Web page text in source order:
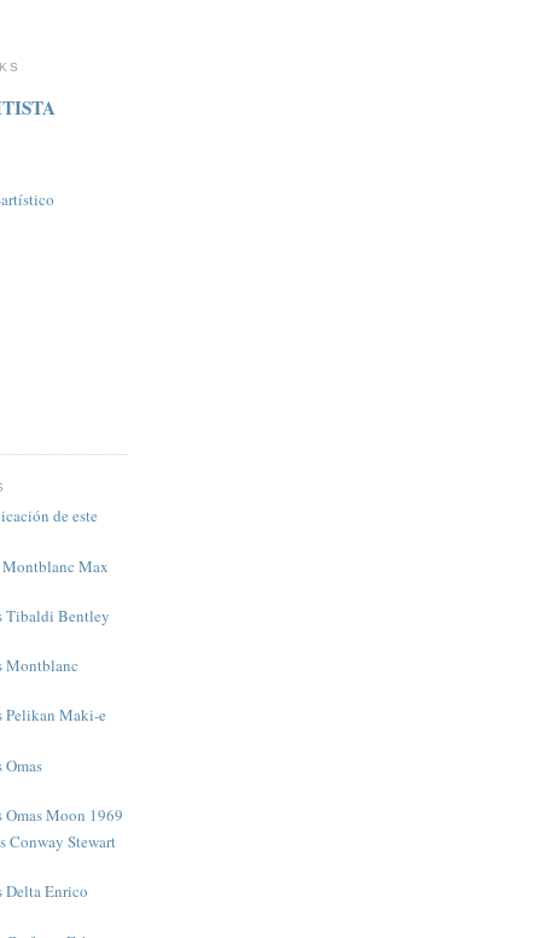
de este
Montblanc Max
Tibaldi Bentley
Montblanc
Pelikan Maki-e
Omas Moon 1969
Conway Stewart
Delta Enrico